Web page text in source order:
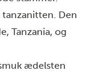
Den
Tanzania, og
ædelsten